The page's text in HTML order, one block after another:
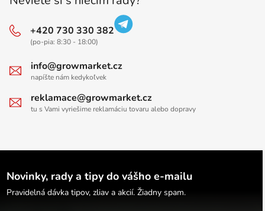
+420 730 330 382
(po-pia: 8:30 - 18:00)
info@growmarket.cz
napíšte nám kedykoľvek
reklamace@growmarket.cz
tu s Vami vyriešime reklamáciu tovaru alebo dopravy
Novinky, rady a tipy do vášho e-mailu
Pravidelná dávka tipov, zliav a akcií. Žiadny spam.